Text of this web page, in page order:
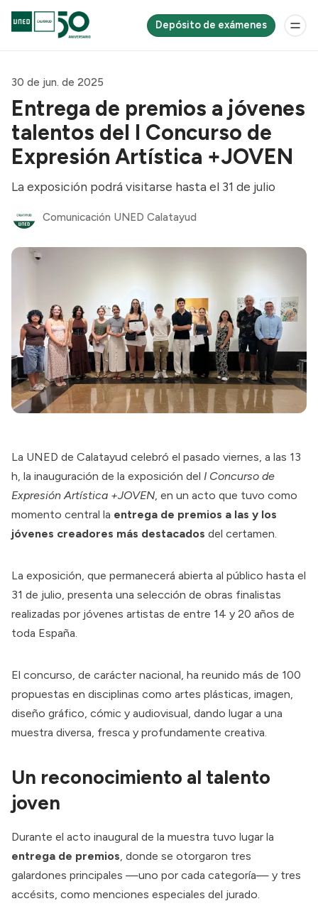
Depósito de exámenes
30 de jun. de 2025
Entrega de premios a jóvenes
talentos del I Concurso de
Expresión Artística +JOVEN
La exposición podrá visitarse hasta el 31 de julio
Comunicación UNED Calatayud
La UNED de Calatayud celebró el pasado viernes, a las 13
h, la inauguración de la exposición del I Concurso de
Expresión Artística +JOVEN, en un acto que tuvo como
momento central la entrega de premios a las y los
jóvenes creadores más destacados del certamen.
La exposición, que permanecerá abierta al público hasta el
31 de julio, presenta una selección de obras finalistas
realizadas por jóvenes artistas de entre 14 y 20 años de
toda España.
El concurso, de carácter nacional, ha reunido más de 100
propuestas en disciplinas como artes plásticas, imagen,
diseño gráfico, cómic y audiovisual, dando lugar a una
muestra diversa, fresca y profundamente creativa.
Un reconocimiento al talento
joven
Durante el acto inaugural de la muestra tuvo lugar la
entrega de premios, donde se otorgaron tres
galardones principales —uno por cada categoría— y tres
accésits, como menciones especiales del jurado.